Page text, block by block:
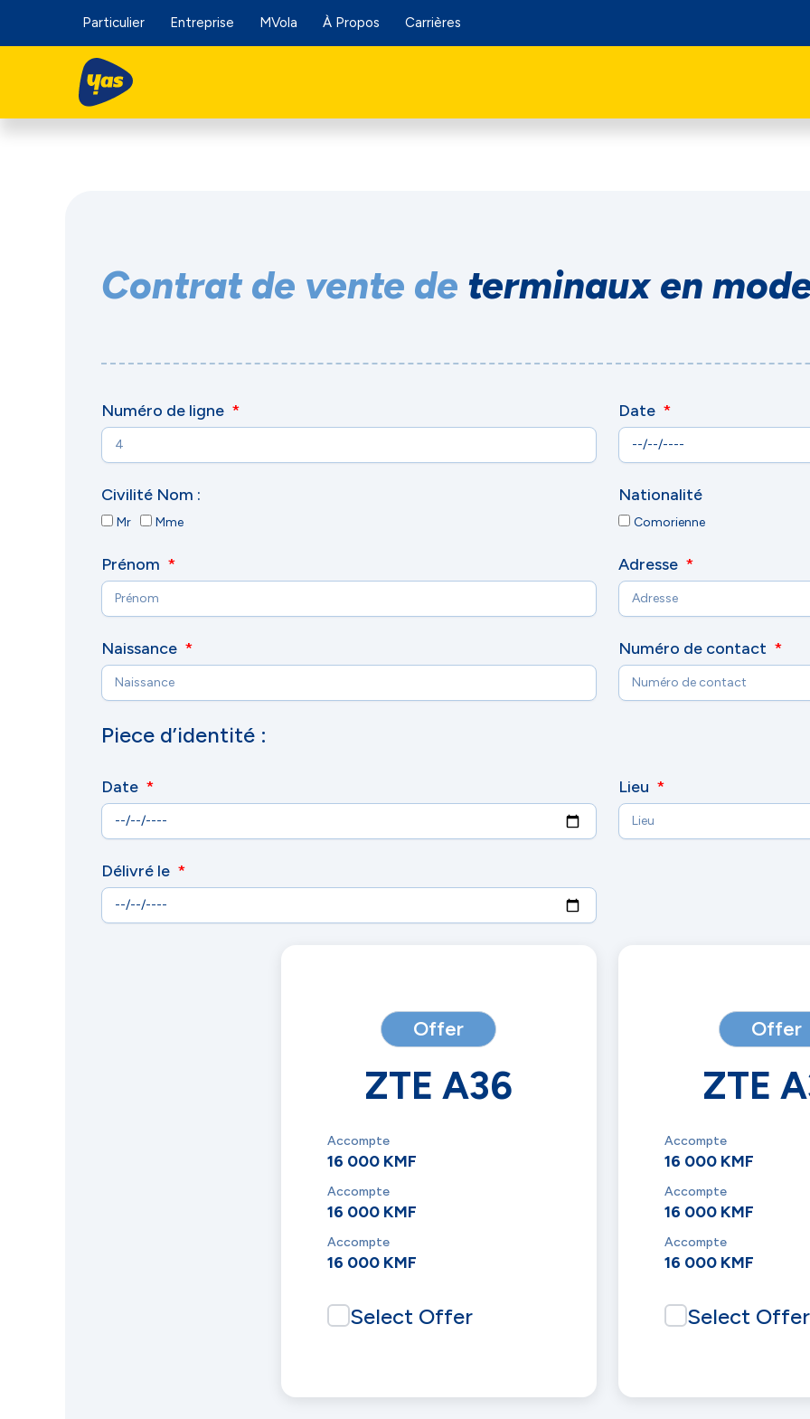
Particulier Entreprise MVola À Propos Carrières
Contrat de vente de terminaux en
Numéro de ligne Date
Civilité Nom :
Mr Mme
Nationalité
Comorienne
Prénom Adresse
Naissance Numéro de contact
Piece d’identité :
Date Lieu
Délivré le
Offer
ZTE A36
Accompte
16 000 KMF
Accompte
16 000 KMF
Accompte
16 000 KMF
Select Offer
Offer
ZTE
Accompte
16 000 KMF
Accompte
16 000 KMF
Accompte
16 000 KMF
Select Offer